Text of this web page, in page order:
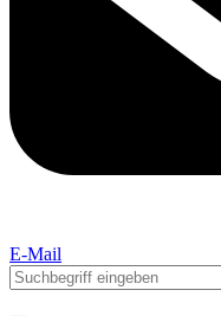
E-Mail
Suchen
nach: